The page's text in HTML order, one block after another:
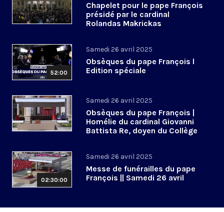
Chapelet pour le pape François
présidé par le cardinal
Rolandas Makrickas
52:00
Samedi 26 avril 2025
Obsèques du pape François l
Edition spéciale
Samedi 26 avril 2025
Obsèques du pape François |
Homélie du cardinal Giovanni
Battista Re, doyen du Collège
02:30:00
Samedi 26 avril 2025
Messe de funérailles du pape
François || Samedi 26 avril